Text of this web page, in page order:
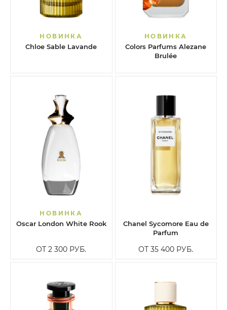
НОВИНКА
Chloe Sable Lavande
НОВИНКА
Colors Parfums Alezane
Brulée
НОВИНКА
Oscar London White Rook
ОТ 2 300 РУБ.
Chanel Sycomore Eau de
Parfum
ОТ 35 400 РУБ.